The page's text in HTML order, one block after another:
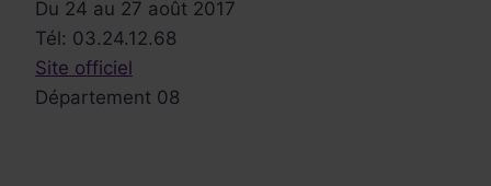
Du 24 au 27 août 2017
Tél: 03.24.12.68
Site officiel
Département 08